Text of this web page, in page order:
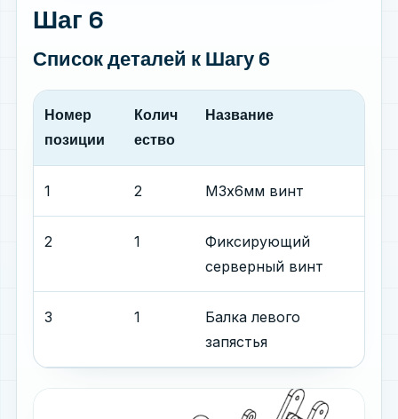
Шаг 6
Список деталей к Шагу 6
Номер
позиции
Колич
ество
Название
1 2 М3x6мм винт
2 1
Фиксирующий
серверный винт
3 1
Балка левого
запястья